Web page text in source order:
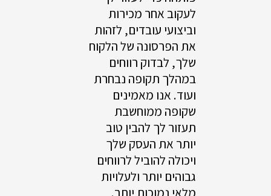
לעקוב אחר מכירות
וביצועי עובדים, לזהות
את הפרסונה של הלקוח
שלך, לבדוק רווחים
במהלך תקופה נבחרת
ועוד. אנו מאמינים
שקופה ממוחשבת
תעזור לך להבין טוב
יותר את העסק שלך
ויכולה להוביל לרווחים
גבוהים יותר ולעלויות
מלאי נמוכות יותר.